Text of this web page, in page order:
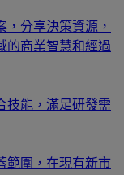
分享決策資源，
的商業智慧和經過
技能，滿足研發需
範圍，在現有新市